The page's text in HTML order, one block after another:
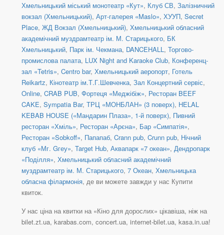
Хмельницький міський монотеатр «Кут», Клуб СВ, Залізничний
вокзал (Хмельницький), Арт-галерея «Maslo», ХУУП, Secret
Place, ЖД Вокзал (Хмельницький), Хмельницький обласний
академічний муздрамтеатр ім. М. Старицького, БК
Хмельницький, Парк ім. Чекмана, DANCEHALL, Торгово-
промислова палата, LUX Night and Karaoke Club, Конференц-
зал «Tetris», Centro bar, Хмельницький аеропорт, Готель
Reikartz, Кінотеатр ім.Т.Г.Шевченка, Зал Концертний сервіс,
Online, CRAB PUB, Фортеця «Меджібіж», Ресторан BEEF
CAKE, Sympatia Bar, ТРЦ «МОНБЛАН» (3 поверх), HELAL
KEBAB HOUSE («Мандарин Плаза», 1-й поверх), Пивний
ресторан «Хміль», Ресторан «Арєна», Бар «Симпатія»,
Ресторан «Sobkoff», Папапаб, Crann pub, Crunn pub, Нічний
клуб «Мг. Gгеу», Target Hub, Аквапарк «7 океан», Дендропарк
«Поділля», Хмельницький обласний академічний
муздрамтеатр ім. М. Старицького, 7 Океан, Хмельницька
обласна філармонія, де ви можете завжди у нас Купити
квиток.
У нас ціна на квитки на «Кіно для дорослих» цікавіша, ніж на
bilet.zt.ua, karabas.com, concert.ua, internet-bilet.ua, kasa.in.ua!